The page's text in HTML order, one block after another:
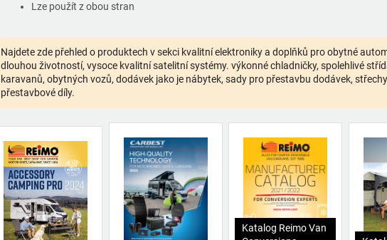
Lze použít z obou stran
Najdete zde přehled o produktech v sekci kvalitní elektroniky a doplňků pro obytné
dlouhou životností, vysoce kvalitní satelitní systémy. výkonné chladničky, spolehlivé
karavanů, obytných vozů, dodávek jako je nábytek, sady pro přestavbu dodávek,
přestavbové díly.
Katalog Reimo Van